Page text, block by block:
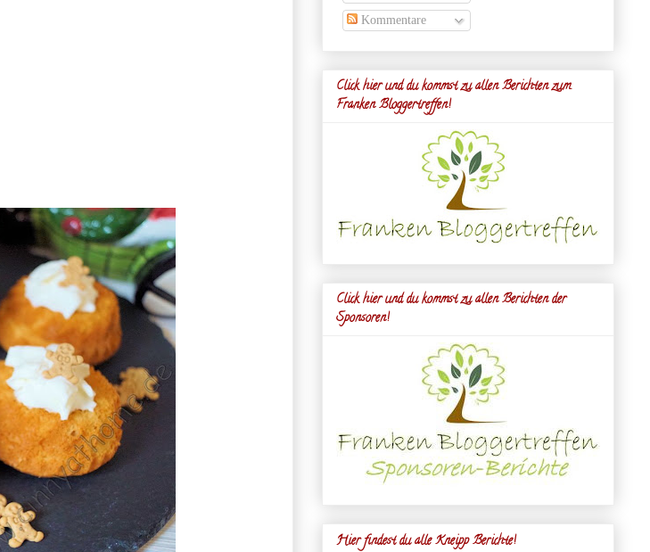
Kommentare
Click hier und du kommst zu allen Berichten zum
Franken Bloggertreffen!
Click hier und du kommst zu allen Berichten der
Sponsoren!
Hier findest du alle Kneipp Berichte!